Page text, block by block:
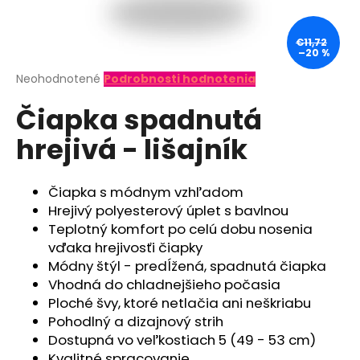
Priemerné
produktu
je
0,0
hviezdičiek.
Neohodnotené Podrobnosti hodnotenia
Čiapka spadnutá
hrejivá - lišajník
Čiapka s módnym vzhľadom
Hrejivý polyesterový úplet s bavlnou
Teplotný komfort po celú dobu nosenia
vďaka hrejivosťi čiapky
Módny štýl - predĺžená, spadnutá čiapka
Vhodná do chladnejšieho počasia
Ploché švy, ktoré netlačia ani neškriabu
Pohodlný a dizajnový strih
Dostupná vo veľkostiach 5 (49 - 53 cm)
€11,72
–20 %
ť
?
HĽADAŤ